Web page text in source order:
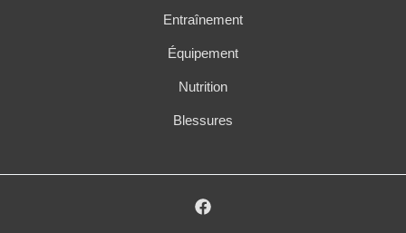
Entraînement
Équipement
Nutrition
Blessures